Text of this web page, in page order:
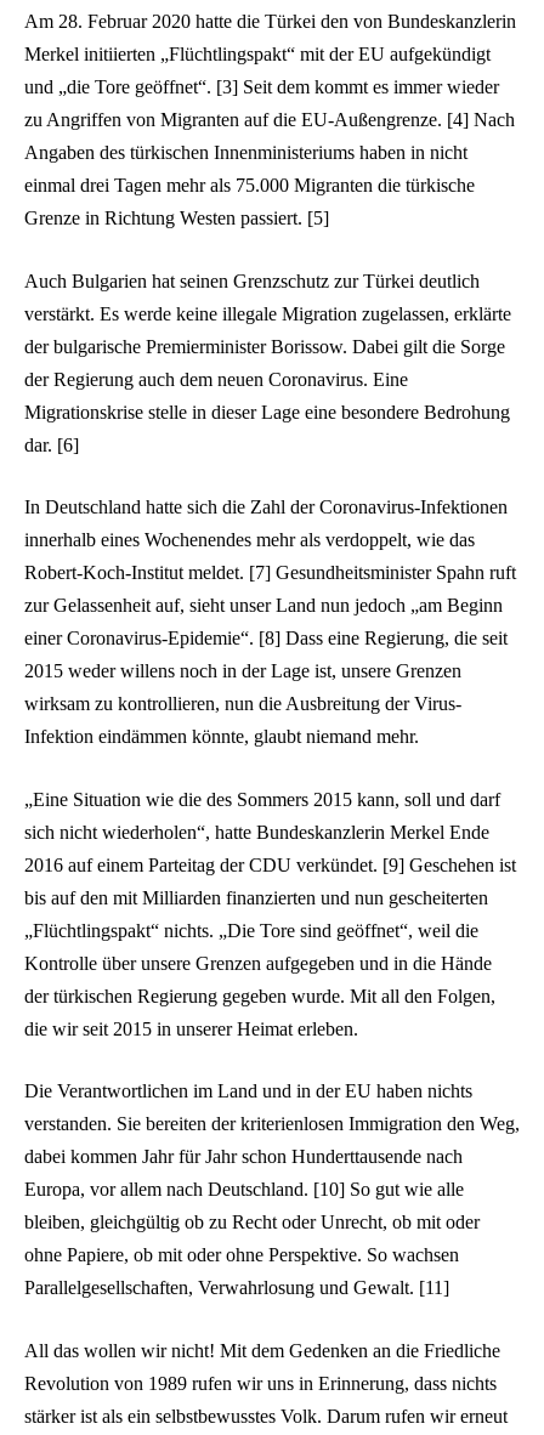
Am 28. Februar 2020 hatte die Türkei den von Bundeskanzlerin
Merkel initiierten „Flüchtlingspakt“ mit der EU aufgekündigt
und „die Tore geöffnet“. [3] Seit dem kommt es immer wieder
zu Angriffen von Migranten auf die EU-Außengrenze. [4] Nach
Angaben des türkischen Innenministeriums haben in nicht
einmal drei Tagen mehr als 75.000 Migranten die türkische
Grenze in Richtung Westen passiert. [5]
Auch Bulgarien hat seinen Grenzschutz zur Türkei deutlich
verstärkt. Es werde keine illegale Migration zugelassen, erklärte
der bulgarische Premierminister Borissow. Dabei gilt die Sorge
der Regierung auch dem neuen Coronavirus. Eine
Migrationskrise stelle in dieser Lage eine besondere Bedrohung
dar. [6]
In Deutschland hatte sich die Zahl der Coronavirus-Infektionen
innerhalb eines Wochenendes mehr als verdoppelt, wie das
Robert-Koch-Institut meldet. [7] Gesundheitsminister Spahn ruft
zur Gelassenheit auf, sieht unser Land nun jedoch „am Beginn
einer Coronavirus-Epidemie“. [8] Dass eine Regierung, die seit
2015 weder willens noch in der Lage ist, unsere Grenzen
wirksam zu kontrollieren, nun die Ausbreitung der Virus-
Infektion eindämmen könnte, glaubt niemand mehr.
„Eine Situation wie die des Sommers 2015 kann, soll und darf
sich nicht wiederholen“, hatte Bundeskanzlerin Merkel Ende
2016 auf einem Parteitag der CDU verkündet. [9] Geschehen ist
bis auf den mit Milliarden finanzierten und nun gescheiterten
„Flüchtlingspakt“ nichts. „Die Tore sind geöffnet“, weil die
Kontrolle über unsere Grenzen aufgegeben und in die Hände
der türkischen Regierung gegeben wurde. Mit all den Folgen,
die wir seit 2015 in unserer Heimat erleben.
Die Verantwortlichen im Land und in der EU haben nichts
verstanden. Sie bereiten der kriterienlosen Immigration den Weg,
dabei kommen Jahr für Jahr schon Hunderttausende nach
Europa, vor allem nach Deutschland. [10] So gut wie alle
bleiben, gleichgültig ob zu Recht oder Unrecht, ob mit oder
ohne Papiere, ob mit oder ohne Perspektive. So wachsen
Parallelgesellschaften, Verwahrlosung und Gewalt. [11]
All das wollen wir nicht! Mit dem Gedenken an die Friedliche
Revolution von 1989 rufen wir uns in Erinnerung, dass nichts
stärker ist als ein selbstbewusstes Volk. Darum rufen wir erneut